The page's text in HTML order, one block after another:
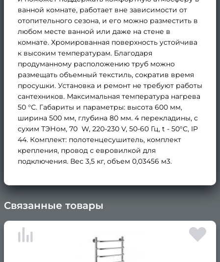
ванной комнате, работает вне зависимости от
отопительного сезона, и его можно разместить в
любом месте ванной или даже на стене в
комнате. Хромированная поверхность устойчива
к высоким температурам. Благодаря
продуманному расположению труб можно
размещать объемный текстиль, сократив время
просушки. Установка и ремонт не требуют работы
сантехников. Максимальная температура нагрева
50 °С. Габариты и параметры: высота 600 мм,
ширина 500 мм, глубина 80 мм. 4 перекладины, с
сухим ТЭНом, 70 W, 220-230 V, 50-60 Гц, t - 50°С, IP
44. Комплект: полотенцесушитель, комплект
крепления, провод с евровилкой для
подключения. Вес 3,5 кг, объем 0,03456 м3.
Связанные товары